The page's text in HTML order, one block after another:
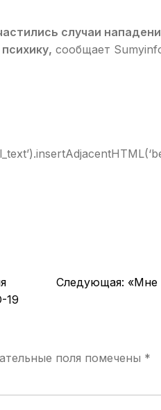
случаи
сообщает
19
Следующая: «Мне
поля помечены *